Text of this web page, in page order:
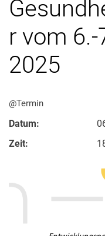
r vom
2025
@Termin
Datum:
Zeit: